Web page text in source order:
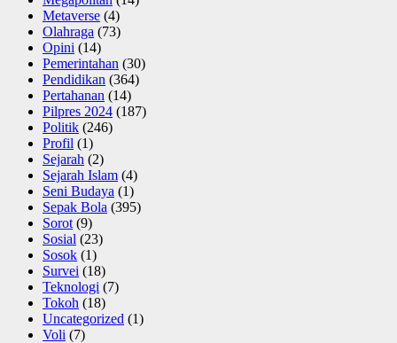
Metaverse (4)
Olahraga (73)
Opini (14)
Pemerintahan (30)
Pendidikan (364)
Pertahanan (14)
Pilpres 2024 (187)
Politik (246)
Profil (1)
Sejarah (2)
Sejarah Islam (4)
Seni Budaya (1)
Sepak Bola (395)
Sorot (9)
Sosial (23)
Sosok (1)
Survei (18)
Teknologi (7)
Tokoh (18)
Uncategorized (1)
Voli (7)